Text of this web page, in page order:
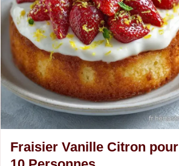
Fraisier Vanille Citron pour